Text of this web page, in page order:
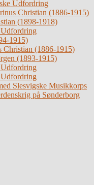
Udfordring
Christian (1886-1915)
(1898-1918)
1915)
Christian (1886-1915)
(1893-1915)
Slesvigske Musikkorps
på Sønderborg